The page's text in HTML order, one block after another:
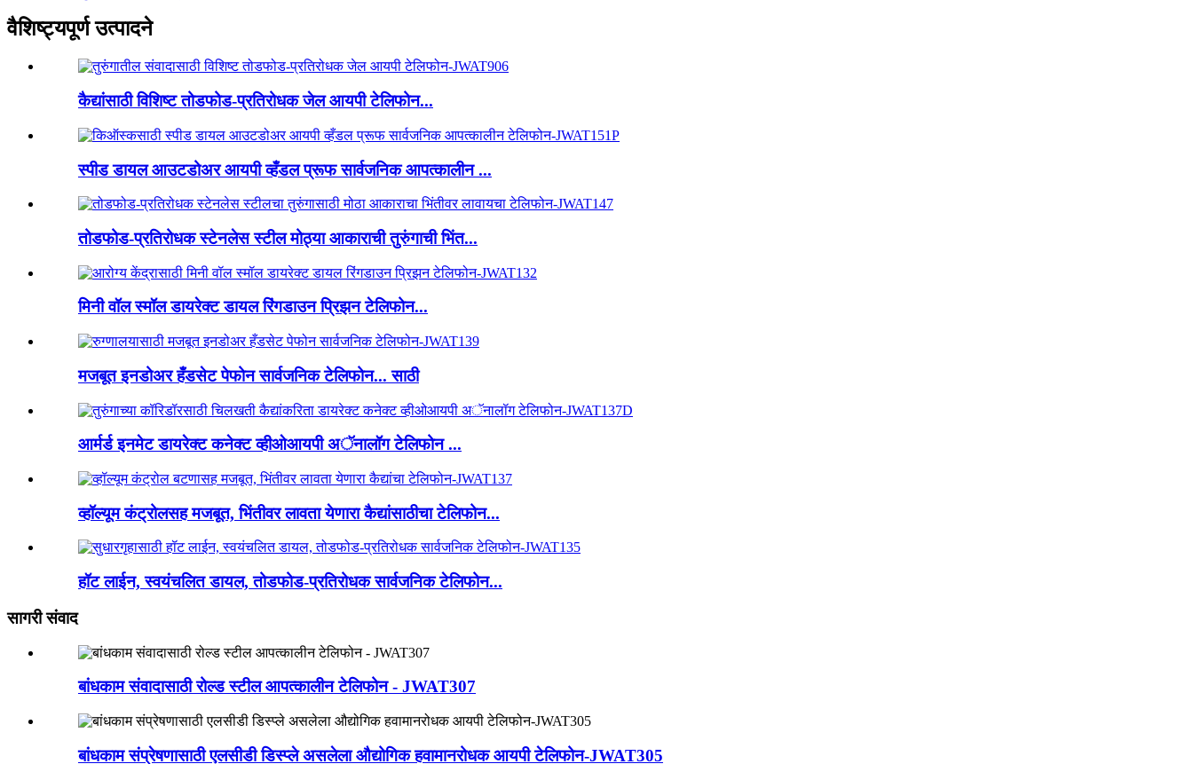
वैशिष्ट्यपूर्ण उत्पादने
कैद्यांसाठी विशिष्ट तोडफोड-प्रतिरोधक जेल आयपी टेलिफोन...
स्पीड डायल आउटडोअर आयपी व्हँडल प्रूफ सार्वजनिक आपत्कालीन ...
तोडफोड-प्रतिरोधक स्टेनलेस स्टील मोठ्या आकाराची तुरुंगाची भिंत...
मिनी वॉल स्मॉल डायरेक्ट डायल रिंगडाउन प्रिझन टेलिफोन...
मजबूत इनडोअर हँडसेट पेफोन सार्वजनिक टेलिफोन... साठी
आर्मर्ड इनमेट डायरेक्ट कनेक्ट व्हीओआयपी अॅनालॉग टेलिफोन ...
व्हॉल्यूम कंट्रोलसह मजबूत, भिंतीवर लावता येणारा कैद्यांसाठीचा टेलिफोन...
हॉट लाईन, स्वयंचलित डायल, तोडफोड-प्रतिरोधक सार्वजनिक टेलिफोन...
सागरी संवाद
बांधकाम संवादासाठी रोल्ड स्टील आपत्कालीन टेलिफोन - JWAT307
बांधकाम संप्रेषणासाठी एलसीडी डिस्प्ले असलेला औद्योगिक हवामानरोधक आयपी टेलिफोन-JWAT305